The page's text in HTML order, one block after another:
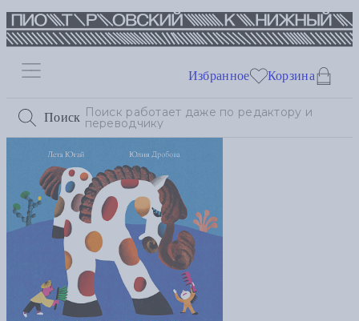
Поиск
Избранное Корзина